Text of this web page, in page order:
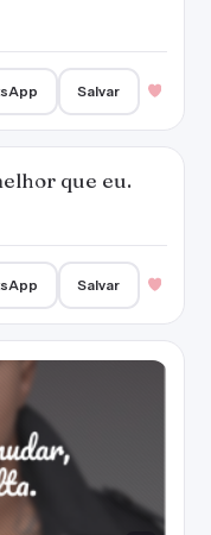
Salvar
que eu.
Salvar